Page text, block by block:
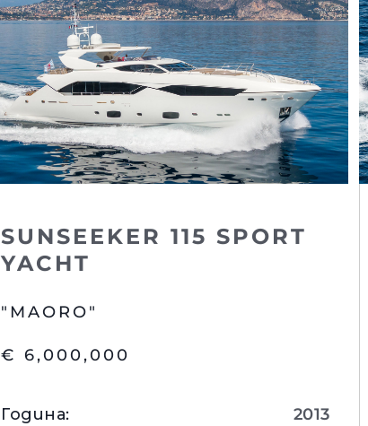
SUNSEEKER 115 SPORT
YACHT
"MAORO"
€ 6,000,000
Година: 2013